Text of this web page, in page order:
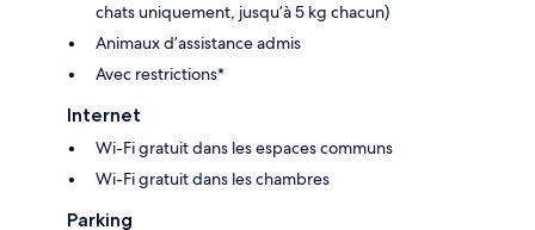
chats uniquement, jusqu’à 5 kg chacun)
Animaux d’assistance admis
Avec restrictions*
Internet
Wi-Fi gratuit dans les espaces communs
Wi-Fi gratuit dans les chambres
Parking